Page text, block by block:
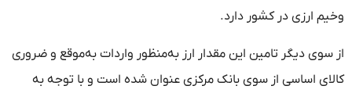
وخیم ارزی در کشور دارد.
از سوی دیگر تامین این مقدار ارز به‌منظور واردات به‌موقع و ضروری
کالای اساسی از سوی بانک مرکزی عنوان شده است و با توجه به